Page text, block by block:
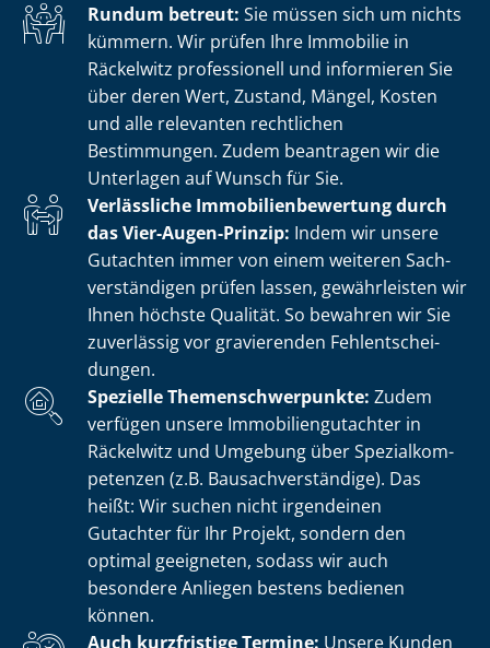
Rundum betreut: Sie müssen sich um nichts
kümmern. Wir prüfen Ihre Immobilie in
Räckelwitz professionell und informieren Sie
über deren Wert, Zustand, Mängel, Kosten
und alle relevanten rechtlichen
Bestimmungen. Zudem beantragen wir die
Unterlagen auf Wunsch für Sie.
Verlässliche Im­mo­bi­li­en­be­wer­tung durch
das Vier-Augen-Prinzip: Indem wir unsere
Gutachten immer von einem weiteren Sach­
ver­stän­di­gen prüfen lassen, gewährleisten wir
Ihnen höchste Qualität. So bewahren wir Sie
zuverlässig vor gravierenden Fehl­ent­schei­
dun­gen.
Spezielle The­men­schwer­punk­te: Zudem
verfügen unsere Im­mo­bi­li­en­gut­ach­ter in
Räckelwitz und Umgebung über Spe­zi­al­kom­
pe­ten­zen (z.B. Bau­sach­ver­stän­di­ge). Das
heißt: Wir suchen nicht irgendeinen
Gutachter für Ihr Projekt, sondern den
optimal geeigneten, sodass wir auch
besondere Anliegen bestens bedienen
können.
Auch kurzfristige Termine: Unsere Kunden